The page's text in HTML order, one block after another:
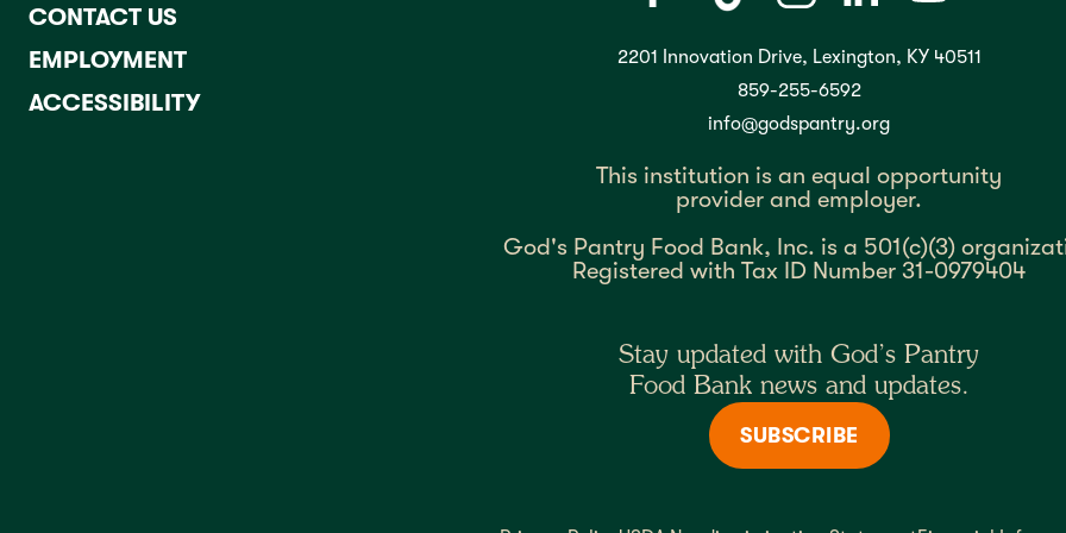
CONTACT US
EMPLOYMENT
ACCESSIBILITY
2201 Innovation Drive, Lexington, KY 40511
859-255-6592
info@godspantry.org
This institution is an equal opportunity
provider and employer.
God's Pantry Food Bank, Inc. is a 501(c)(3)
Registered with Tax ID Number 31-0979404
Stay updated with God’s Pantry
Food Bank news and updates.
SUBSCRIBE